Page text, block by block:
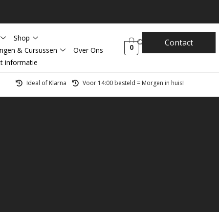
Shop
& Cursussen
Over Ons
informatie
0 Contact
Ideal of Klarna Voor 14:00 besteld = Morgen in huis!